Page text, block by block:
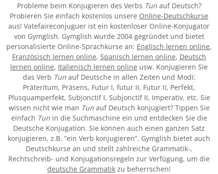
Probleme beim Konjugieren des Verbs Tunauf Deutsch?
Probieren Sie einfach kostenlos unsere Online-Deutschkurse
aus! Vatefaireconjuguer ist ein kostenloser Online-Konjugator
von Gymglish. Gymglish wurde 2004 gegründet und bietet
personalisierte Online-Sprachkurse an: Englisch lernen online,
Französisch lernen online, Spanisch lernen online, Deutsch
lernen online, Italienisch lernen online usw. Konjugieren Sie
das Verb Tunauf Deutsche in allen Zeiten und Modi:
Präteritum, Präsens, Futur I, futur II, Futur II, Perfekt,
Plusquamperfekt, Subjonctif I, Subjonctif II, Imperativ, etc. Sie
wissen nicht wie man Tunauf Deutsch konjugiert? Tippen Sie
einfach Tunin die Suchmaschine ein und entdecken Sie die
Deutsche Konjugation. Sie können auch einen ganzen Satz
konjugieren, z.B. “ein Verb konjugieren”. Gymglish bietet auch
Deutschkurse an und stellt zahlreiche Grammatik-,
Rechtschreib- und Konjugationsregeln zur Verfügung, um die
deutsche Grammatik zu beherrschen!